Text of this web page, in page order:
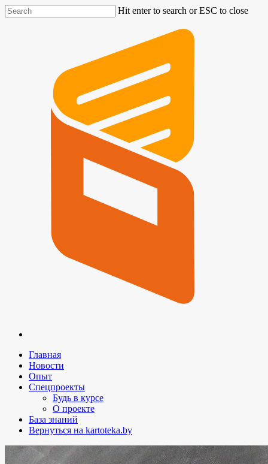
Hit enter to search or ESC to close
Главная
Новости
Опыт
Спецпроекты
Будь в курсе
О проекте
База знаний
Вернуться на kartoteka.by